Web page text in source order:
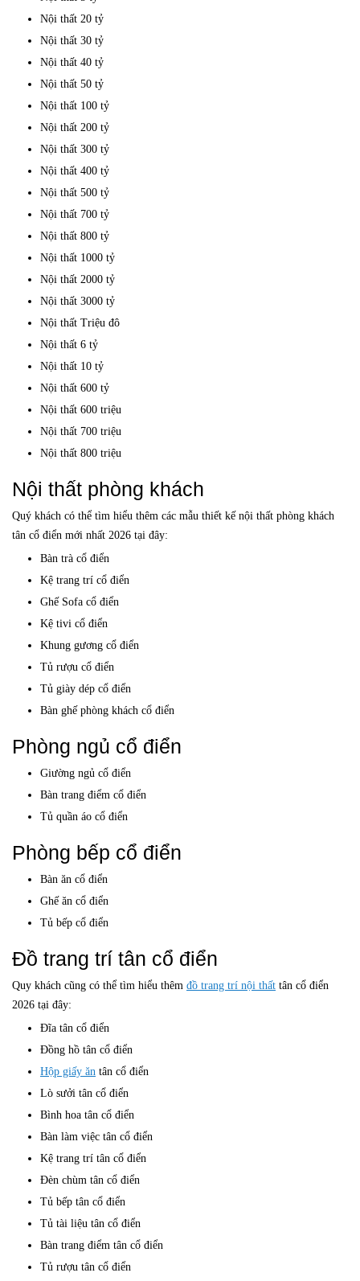
Nội thất 20 tỷ
Nội thất 30 tỷ
Nội thất 40 tỷ
Nội thất 50 tỷ
Nội thất 100 tỷ
Nội thất 200 tỷ
Nội thất 300 tỷ
Nội thất 400 tỷ
Nội thất 500 tỷ
Nội thất 700 tỷ
Nội thất 800 tỷ
Nội thất 1000 tỷ
Nội thất 2000 tỷ
Nội thất 3000 tỷ
Nội thất Triệu đô
Nội thất 6 tỷ
Nội thất 10 tỷ
Nội thất 600 tỷ
Nội thất 600 triệu
Nội thất 700 triệu
Nội thất 800 triệu
Nội thất phòng khách
Quý khách có thể tìm hiểu thêm các mẫu thiết kế nội thất phòng khách
tân cổ điển mới nhất 2026 tại đây:
Bàn trà cổ điển
Kệ trang trí cổ điển
Ghế Sofa cổ điển
Kệ tivi cổ điển
Khung gương cổ điển
Tủ rượu cổ điển
Tủ giày dép cổ điển
Bàn ghế phòng khách cổ điển
Phòng ngủ cổ điển
Giường ngủ cổ điển
Bàn trang điểm cổ điển
Tủ quần áo cổ điển
Phòng bếp cổ điển
Bàn ăn cổ điển
Ghế ăn cổ điển
Tủ bếp cổ điển
Đồ trang trí tân cổ điển
Quy khách cũng có thể tìm hiểu thêm đồ trang trí nội thất tân cổ điển
2026 tại đây:
Đĩa tân cổ điển
Đồng hồ tân cổ điển
Hộp giấy ăn tân cổ điển
Lò sưởi tân cổ điển
Bình hoa tân cổ điển
Bàn làm việc tân cổ điển
Kệ trang trí tân cổ điển
Đèn chùm tân cổ điển
Tủ bếp tân cổ điển
Tủ tài liệu tân cổ điển
Bàn trang điểm tân cổ điển
Tủ rượu tân cổ điển